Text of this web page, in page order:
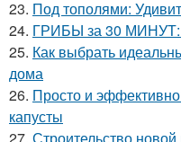
23. Под тополями:
24. ГРИБЫ за 30 МИНУТ:
25. Как выбрать
дома
26. Просто и
капусты